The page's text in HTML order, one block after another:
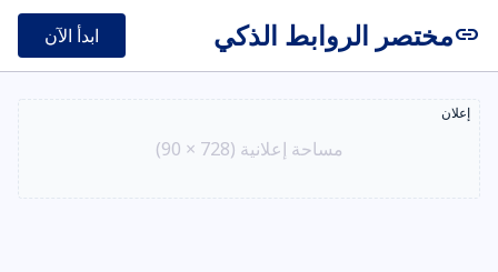
linkمختصر الروابط الذكي ابدأ الآن
إعلان
مساحة إعلانية (728 × 90)